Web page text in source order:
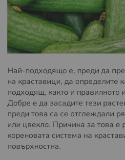
Най-подходящо е, преди да
на краставици, да определите
подходящ, както и правилното
Добре е да засадите тези
преди това са се отглеждали
или цвекло. Причина за това е
кореновата система на
повърхностна.